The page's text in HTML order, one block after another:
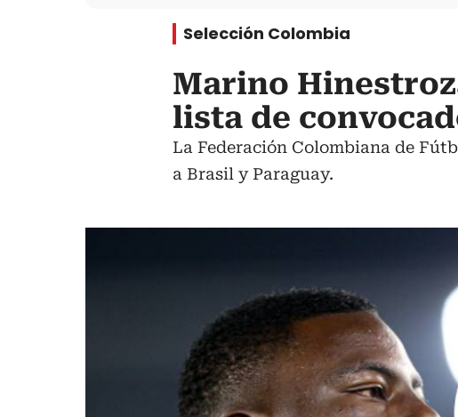
Selección Colombia
Marino
lista de
La Federación Colombiana de
a Brasil y Paraguay.